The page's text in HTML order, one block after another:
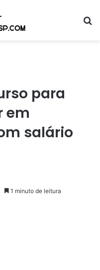
para
em
salário
1 minuto de leitura